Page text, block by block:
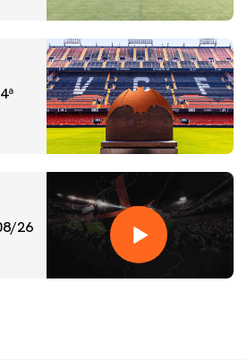
26